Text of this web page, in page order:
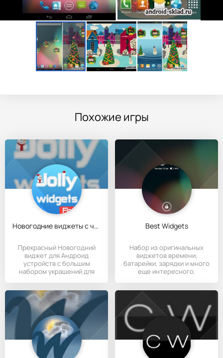
Похожие игры
Новогодние виджеты с часами
Прекрасный Новогодний
виджет для Андроид
устройств с большим
набором украшений для
Best Widgets
Набор из оригинальных
виджетов времени,
батарейки, зарядки и много
еще интересного.